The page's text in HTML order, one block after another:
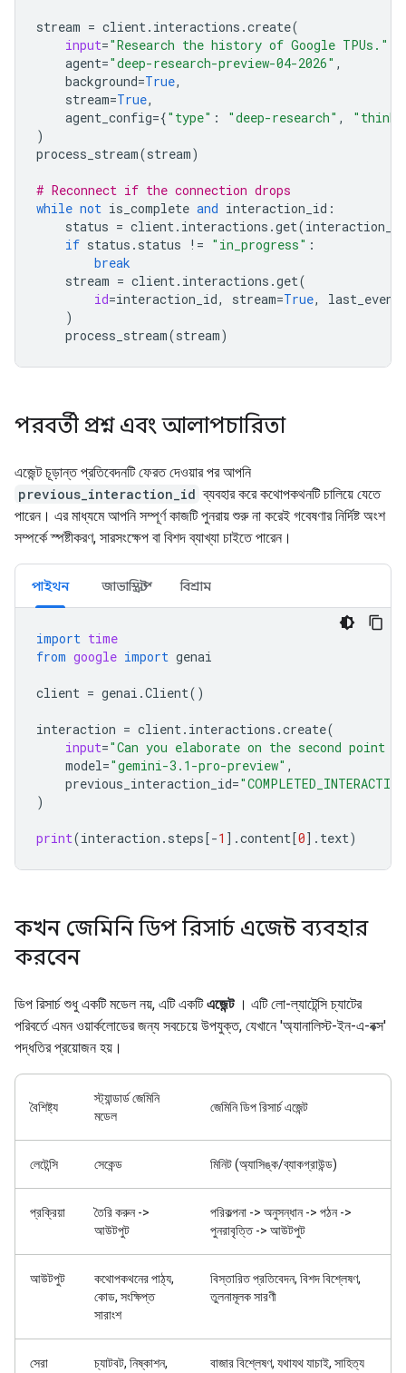
stream = client. interactions .create(
input="Research the history of Google TPUs."
agent="deep-research-preview-04-2026" ,
background=True,
stream=True,
agent_config={"type" : "deep-research" ,
)
process_stream(stream)
# Reconnect if the connection drops
while not is_complete and interaction_id :
status = client. interactions .get(interaction_id
if status . status != "in_progress" :
break
stream = client. interactions .get(
id=interaction_id, stream=True,
)
process_stream(stream)
পরবর্তী প্রশ্ন এবং আলাপচারিতা
এজেন্ট চূড়ান্ত প্রতিবেদনটি ফেরত দেওয়ার পর আপনি
previous_interaction_id ব্যবহার করে কথোপকথনটি চালিয়ে যেতে
পারেন। এর মাধ্যমে আপনি সম্পূর্ণ কাজটি পুনরায় শুরু না করেই গবেষণার নির্দিষ্ট অংশ
সম্পর্কে স্পষ্টীকরণ, সারসংক্ষেপ বা বিশদ ব্যাখ্যা চাইতে পারেন।
পাইথন জাভাস্ক্রিপ্ট বিশ্রাম
import time
from google import genai
client = genai .Client()
interaction = client. interactions .create(
input="Can you elaborate on the second point
model="gemini-3.1-pro-preview" ,
previous_interaction_id=
)
print(interaction . steps[-1 ] .content[0] . text)
কখন জেমিনি ডিপ রিসার্চ এজেন্ট ব্যবহার
করবেন
ডিপ রিসার্চ শুধু একটি মডেল নয়, এটি একটিএজেন্ট। এটি লো-ল্যাটেন্সি চ্যাটের
পরিবর্তে এমন ওয়ার্কলোডের জন্য সবচেয়ে উপযুক্ত, যেখানে 'অ্যানালিস্ট-ইন-এ-বক্স'
পদ্ধতির প্রয়োজন হয়।
বৈশিষ্ট্য
স্ট্যান্ডার্ড জেমিনি
মডেল
জেমিনি ডিপ রিসার্চ এজেন্ট
লেটেন্সি সেকেন্ড মিনিট (অ্যাসিঙ্ক/ব্যাকগ্রাউন্ড)
প্রক্রিয়া
তৈরি করুন ->
আউটপুট
পরিকল্পনা -> অনুসন্ধান -> পঠন ->
পুনরাবৃত্তি -> আউটপুট
আউটপুট
কথোপকথনের পাঠ্য,
কোড, সংক্ষিপ্ত
সারাংশ
বিস্তারিত প্রতিবেদন, বিশদ বিশ্লেষণ,
তুলনামূলক সারণী
সেরা
চ্যাটবট, নিষ্কাশন,
বাজার বিশ্লেষণ, যথাযথ যাচাই, সাহিত্য